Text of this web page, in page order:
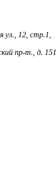
ул., 12, стр.1,
пр-т., д. 151,